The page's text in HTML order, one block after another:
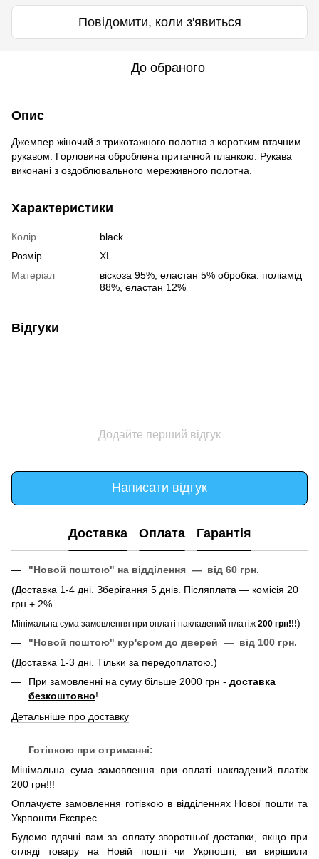
Повідомити, коли з'явиться
До обраного
Опис
Джемпер жіночий з трикотажного полотна з коротким втачним
рукавом. Горловина оброблена притачной планкою. Рукава
виконані з оздоблювального мереживного полотна.
Характеристики
Колір
black
Розмір
XL
Матеріал
віскоза 95%, еластан 5% обробка: поліамід
88%, еластан 12%
Відгуки
Додайте перший відгук
Написати відгук
Доставка Оплата Гарантія
"Новой поштою" на відділення — від 60 грн.
(Доставка 1-4 дні. Зберігання 5 днів. Післяплата — комісія 20
грн + 2%.
Мінімальна сума замовлення при оплаті накладений платіж 200 грн!!!)
"Новой поштою" кур'єром до дверей — від 100 грн.
(Доставка 1-3 дні. Тільки за передоплатою.)
При замовленні на суму більше 2000 грн - доставка
безкоштовно!
Детальніше про доставку
Готівкою при отриманні:
Мінімальна сума замовлення при оплаті накладений платіж
200 грн!!!
Оплачуєте замовлення готівкою в відділеннях Нової пошти та
Укрпошти Експрес.
Будемо вдячні вам за оплату зворотньої доставки, якщо при
огляді товару на Новій пошті чи Укрпошті, ви вирішили